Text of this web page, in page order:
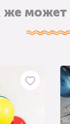
же может